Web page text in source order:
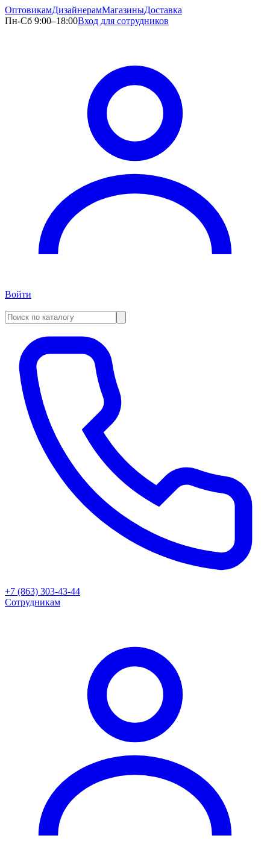
ОптовикамДизайнерамМагазиныДоставка
Пн-Сб 9:00–18:00Вход для сотрудников
Войти
+7 (863) 303-43-44
Сотрудникам